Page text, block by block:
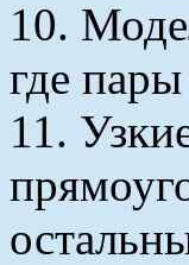
10.
где
11.